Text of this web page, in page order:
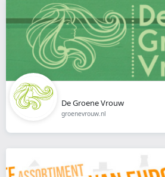
De Groene Vrouw
groenevrouw.nl